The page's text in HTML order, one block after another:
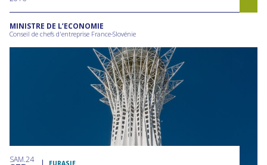
MINISTRE DE L’ECONOMIE
Conseil de chefs d'entreprise France-Slovénie
SAM 24 EURASIE